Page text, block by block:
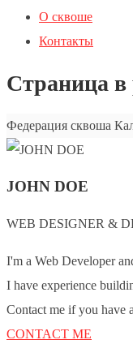
О сквоше
Контакты
Страница в
Федерация сквоша
JOHN DOE
WEB DESIGNER &
I'm a Web Developer
I have experience
Contact me if you have
CONTACT ME